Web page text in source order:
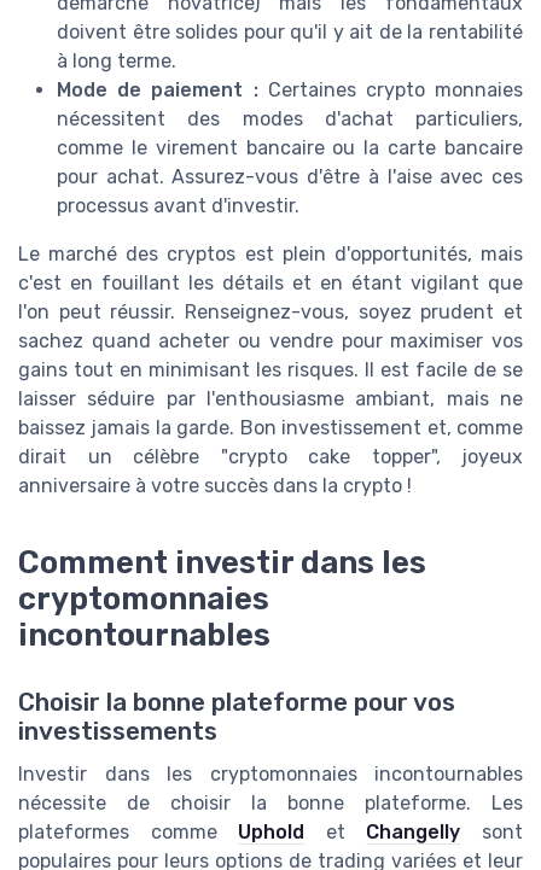
doivent être solides pour qu'il y ait de la rentabilité
à long terme.
Mode de paiement :Certaines crypto monnaies
nécessitent des modes d'achat particuliers,
comme le virement bancaire ou la carte bancaire
pour achat. Assurez-vous d'être à l'aise avec ces
processus avant d'investir.
Le marché des cryptos est plein d'opportunités, mais
c'est en fouillant les détails et en étant vigilant que
l'on peut réussir. Renseignez-vous, soyez prudent et
sachez quand acheter ou vendre pour maximiser vos
gains tout en minimisant les risques. Il est facile de se
laisser séduire par l'enthousiasme ambiant, mais ne
baissez jamais la garde. Bon investissement et, comme
dirait un célèbre "crypto cake topper", joyeux
anniversaire à votre succès dans la crypto !
Comment investir dans les
cryptomonnaies
incontournables
Choisir la bonne plateforme pour vos
investissements
Investir dans les cryptomonnaies incontournables
nécessite de choisir la bonne plateforme. Les
plateformes comme Uphold et Changelly sont
populaires pour leurs options de trading variées et leur